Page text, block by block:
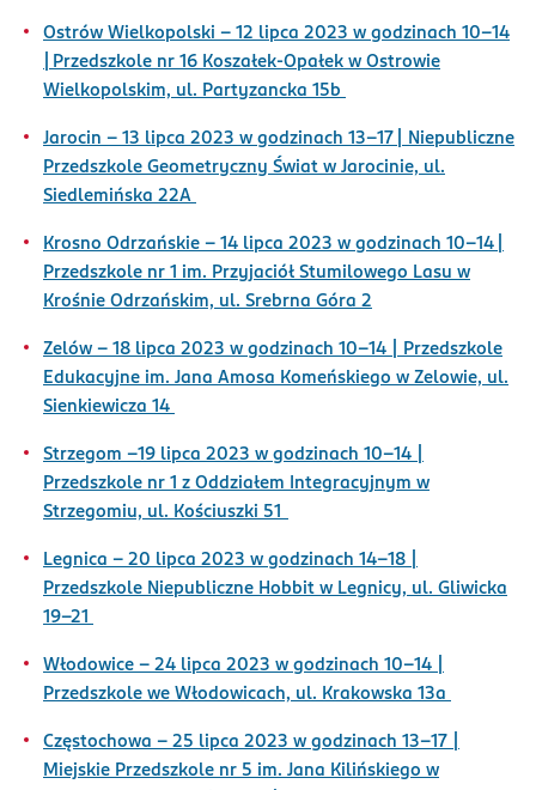
Ostrów Wielkopolski – 1 2 lipca 2023 w godzinach 10-14
| Przedszkole nr 16 Koszałek-Opałek w Ostrowie
Wielkopolskim, ul. Partyzancka 15b
Jarocin – 13 lipca 2023 w godzinach 13-17 | Niepubliczne
Przedszkole Geometryczny Świat w Jarocinie, ul.
Siedlemińska 22A
Krosno Odrzańskie – 14 lipca 2023 w godzinach 10-14
Przedszkole nr 1 im. Przyjaciół Stumilowego Lasu w
Krośnie Odrzańskim, ul. Srebrna Góra 2
Zelów – 18 lipca 2023 w godzinach 10-14 | Przedszkole
Edukacyjne im. Jana Amosa Komeńskiego w Zelowie, ul.
Sienkiewicza 14
Strzegom –19 lipca 2023 w godzinach 10-14
Przedszkole nr 1 z Oddziałem Integracyjnym w
Strzegomiu, ul. Kościuszki 51
Legnica – 20 lipca 2023 w godzinach 14-18
Przedszkole Niepubliczne Hobbit w Legnicy, ul. Gliwicka
19-21
Włodowice – 24 lipca 2023 w godzinach 10-14
Przedszkole we Włodowicach, ul. Krakowska 13a
Częstochowa – 25 lipca 2023 w godzinach 13-17
Miejskie Przedszkole nr 5 im. Jana Kilińskiego w